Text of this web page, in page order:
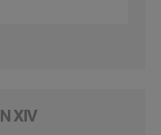
XIV